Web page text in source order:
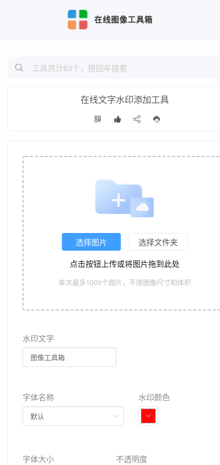
在线图像工具箱
在线文字水印添加工具
选择图片
选择文件夹
点击按钮上传或将图片拖到此处
单次最多1000个图片，不限图像尺寸和体积
水印文字
字体名称 水印颜色
字体大小 不透明度